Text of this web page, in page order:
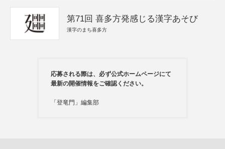
第71回 喜多方発感じる漢字あそび
漢字のまち喜多方
応募される際は、必ず公式ホームページにて
最新の開催情報をご確認ください。
「登竜門」編集部